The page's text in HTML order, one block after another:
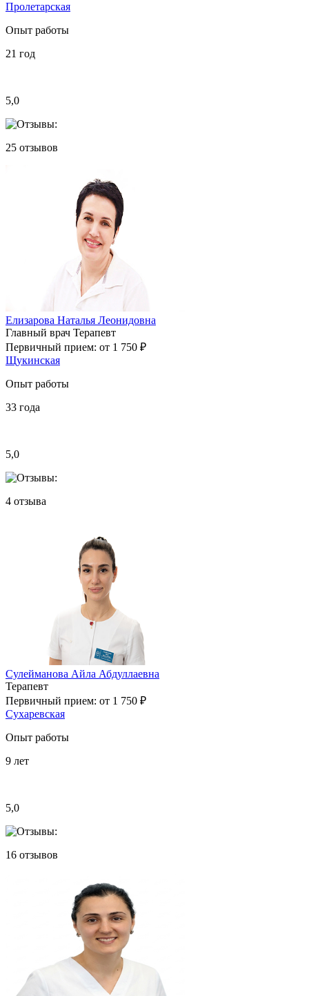
Пролетарская
Опыт работы
21 год
5,0
25 отзывов
Елизарова Наталья Леонидовна
Главный врач Терапевт
Первичный прием: от 1 750 ₽
Щукинская
Опыт работы
33 года
5,0
4 отзыва
Сулейманова Айла Абдуллаевна
Терапевт
Первичный прием: от 1 750 ₽
Сухаревская
Опыт работы
9 лет
5,0
16 отзывов